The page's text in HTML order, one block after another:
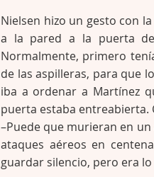
Nielsen hizo un gesto con
a la pared a la puerta
Normalmente, primero
de las aspilleras, para que
iba a ordenar a Martínez
puerta estaba entreabierta.
–Puede que murieran en
ataques aéreos en
guardar silencio, pero era